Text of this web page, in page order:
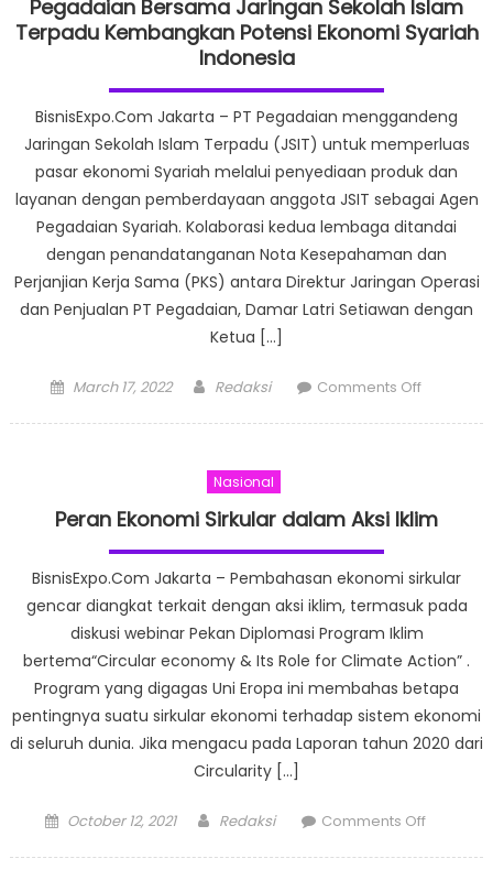
Pegadaian Bersama Jaringan Sekolah Islam
Terpadu Kembangkan Potensi Ekonomi Syariah
Indonesia
BisnisExpo.Com Jakarta – PT Pegadaian menggandeng
Jaringan Sekolah Islam Terpadu (JSIT) untuk memperluas
pasar ekonomi Syariah melalui penyediaan produk dan
layanan dengan pemberdayaan anggota JSIT sebagai Agen
Pegadaian Syariah. Kolaborasi kedua lembaga ditandai
dengan penandatanganan Nota Kesepahaman dan
Perjanjian Kerja Sama (PKS) antara Direktur Jaringan Operasi
dan Penjualan PT Pegadaian, Damar Latri Setiawan dengan
Ketua […]
Posted
March 17, 2022 Author
Redaksi Comments Offon
Islam
Potensi
Ekonomi
Syariah
Indonesia
Nasional
Peran Ekonomi Sirkular dalam Aksi Iklim
BisnisExpo.Com Jakarta – Pembahasan ekonomi sirkular
gencar diangkat terkait dengan aksi iklim, termasuk pada
diskusi webinar Pekan Diplomasi Program Iklim
bertema“Circular economy & Its Role for Climate Action” .
Program yang digagas Uni Eropa ini membahas betapa
pentingnya suatu sirkular ekonomi terhadap sistem ekonomi
di seluruh dunia. Jika mengacu pada Laporan tahun 2020 dari
Circularity […]
Posted
October 12, 2021 Author
Redaksi Comments Offon